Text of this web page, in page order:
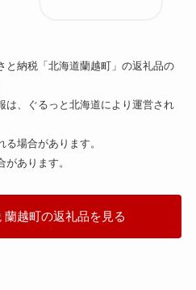
と納税「北海道蘭越町」の返礼品の
は、ぐるっと北海道により運営され
場合があります。
あります。
越町の返礼品を見る